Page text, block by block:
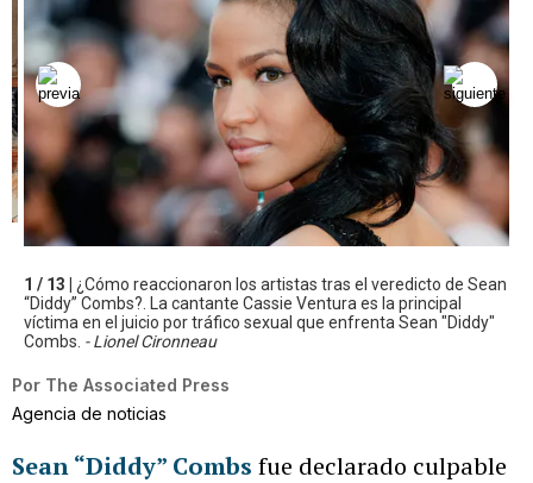
1 / 13 | ¿Cómo reaccionaron los artistas tras el veredicto de Sean
“Diddy” Combs?. La cantante Cassie Ventura es la principal
víctima en el juicio por tráfico sexual que enfrenta Sean "Diddy"
Combs. - Lionel Cironneau
Por The Associated Press
Agencia de noticias
Sean “Diddy” Combs fue declarado culpable